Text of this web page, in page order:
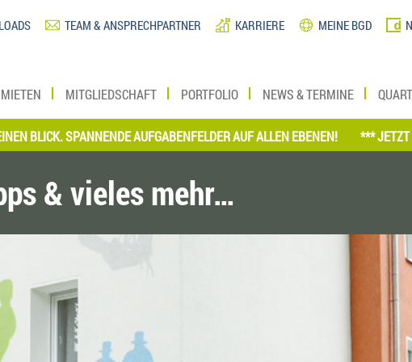
TEAM & ANSPRECHPARTNER KARRIERE MEINE BGD
MIETEN MITGLIEDSCHAFT PORTFOLIO NEWS & TERMINE
SPANNENDE AUFGABENFELDER AUF ALLEN EBENEN! *** JETZT
& vieles mehr…